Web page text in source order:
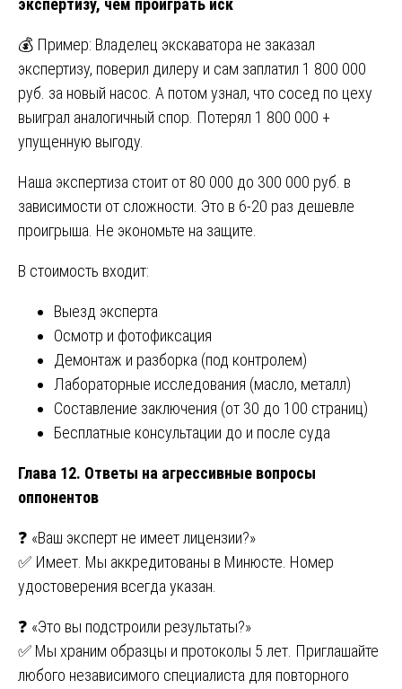
экспертизу, чем проиграть иск
💰 Пример: Владелец экскаватора не заказал
экспертизу, поверил дилеру и сам заплатил 1 800 000
руб. за новый насос. А потом узнал, что сосед по цеху
выиграл аналогичный спор. Потерял 1 800 000 +
упущенную выгоду.
Наша экспертиза стоит от 80 000 до 300 000 руб. в
зависимости от сложности. Это в 6-20 раз дешевле
проигрыша. Не экономьте на защите.
В стоимость входит:
Выезд эксперта
Осмотр и фотофиксация
Демонтаж и разборка (под контролем)
Лабораторные исследования (масло, металл)
Составление заключения (от 30 до 100 страниц)
Бесплатные консультации до и после суда
Глава 12. Ответы на агрессивные вопросы
оппонентов
❓ «Ваш эксперт не имеет лицензии?»
✅ Имеет. Мы аккредитованы в Минюсте. Номер
удостоверения всегда указан.
❓ «Это вы подстроили результаты?»
✅ Мы храним образцы и протоколы 5 лет. Приглашайте
любого независимого специалиста для повторного